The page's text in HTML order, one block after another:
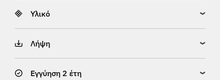
Υλικό
Λήψη
Εγγύηση 2 έτη